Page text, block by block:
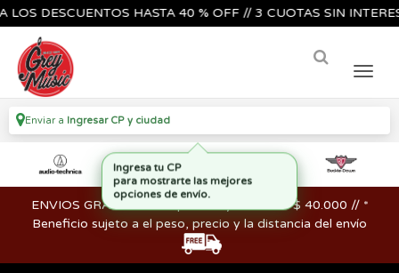
DESCUENTOS HASTA 40 % OFF // 3 CUOTAS SIN
Enviar a Ingresar CP y ciudad
ENVIOS GRATIS en compras mayores a los $ 40.000 // *
Beneficio sujeto a el peso, precio y la distancia del envío